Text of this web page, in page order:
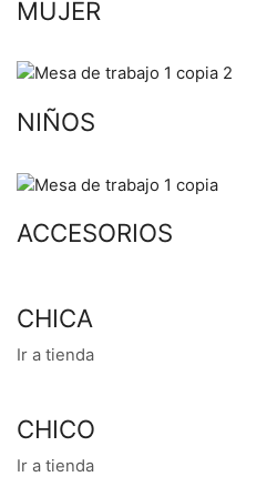
MUJER
NIÑOS
ACCESORIOS
CHICA
Ir a tienda
CHICO
Ir a tienda